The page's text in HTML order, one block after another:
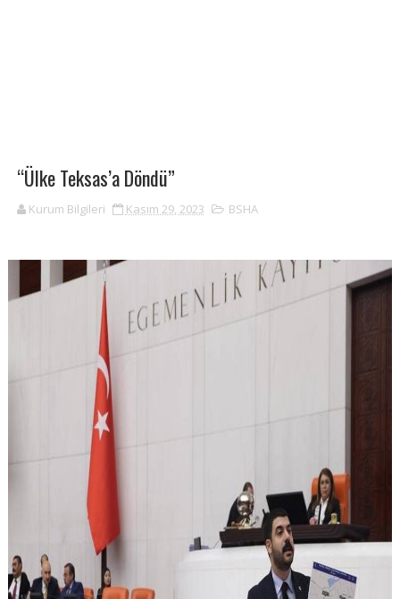
“Ülke Teksas’a Döndü”
Kurum Bilgileri Kasım 29, 2023 BSHA